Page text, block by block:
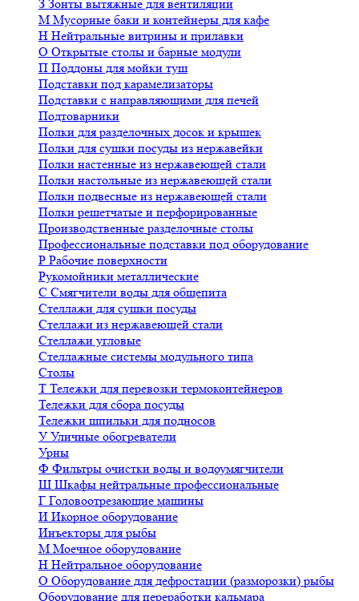
З Зонты вытяжные для вентиляции
М Мусорные баки и контейнеры для кафе
Н Нейтральные витрины и прилавки
О Открытые столы и барные модули
П Поддоны для мойки туш
Подставки под карамелизаторы
Подставки с направляющими для печей
Подтоварники
Полки для разделочных досок и крышек
Полки для сушки посуды из нержавейки
Полки настенные из нержавеющей стали
Полки настольные из нержавеющей стали
Полки подвесные из нержавеющей стали
Полки решетчатые и перфорированные
Производственные разделочные столы
Профессиональные подставки под оборудование
Р Рабочие поверхности
Рукомойники металлические
С Смягчители воды для общепита
Стеллажи для сушки посуды
Стеллажи из нержавеющей стали
Стеллажи угловые
Стеллажные системы модульного типа
Столы
Т Тележки для перевозки термоконтейнеров
Тележки для сбора посуды
Тележки шпильки для подносов
У Уличные обогреватели
Урны
Ф Фильтры очистки воды и водоумягчители
Ш Шкафы нейтральные профессиональные
Г Головоотрезающие машины
И Икорное оборудование
Инъекторы для рыбы
М Моечное оборудование
Н Нейтральное оборудование
О Оборудование для дефростации (разморозки) рыбы
Оборудование для переработки кальмара